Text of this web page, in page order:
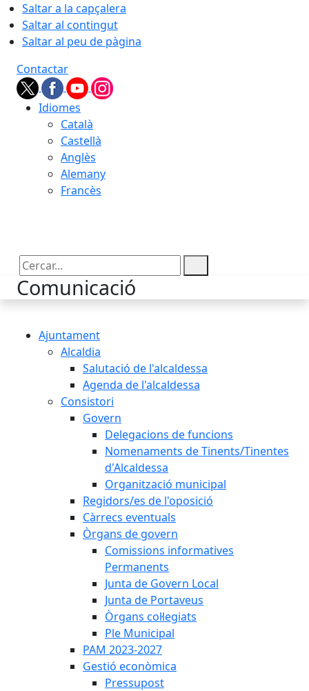
Saltar a la capçalera
Saltar al contingut
Saltar al peu de pàgina
Contactar
Idiomes
Català
Castellà
Anglès
Alemany
Francès
Cercar:
Comunicació
Ajuntament
Alcaldia
Salutació de l'alcaldessa
Agenda de l'alcaldessa
Consistori
Govern
Delegacions de funcions
Nomenaments de Tinents/Tinentes
d'Alcaldessa
Organització municipal
Regidors/es de l'oposició
Càrrecs eventuals
Òrgans de govern
Comissions informatives
Permanents
Junta de Govern Local
Junta de Portaveus
Òrgans col·legiats
Ple Municipal
PAM 2023-2027
Gestió econòmica
Pressupost